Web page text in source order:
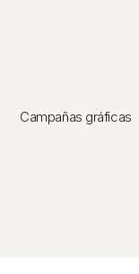
Campañas gráficas